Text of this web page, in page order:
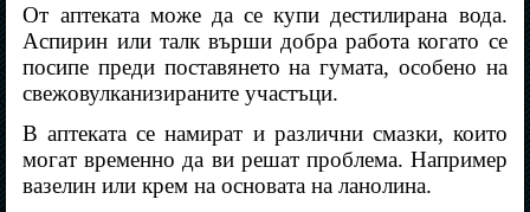
От аптеката може да се купи дестилирана вода.
Аспирин или талк върши добра работа когато се
посипе преди поставянето на гумата, особено на
свежовулканизираните участъци.
В аптеката се намират и различни смазки, които
могат временно да ви решат проблема. Например
вазелин или крем на основата на ланолина.